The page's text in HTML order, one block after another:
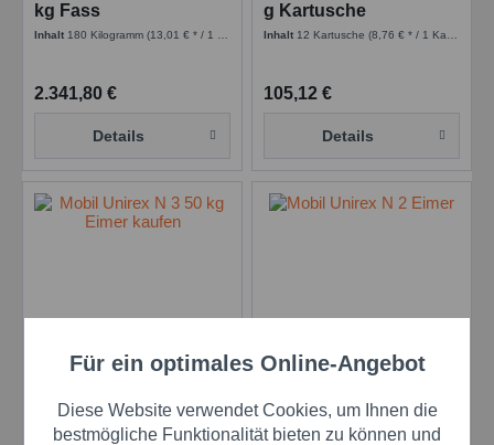
kg Fass
Inhalt 180 Kilogramm(13,01 € * / 1 Kilogramm)
2.341,80 €
Details
g Kartusche
Inhalt 12 Kartusche(8,76 € * / 1 Kartusche)
105,12 €
Details
Mobil Unirex N 3 - 50
Inhalt50 Kilogramm(13,61 € * / 1 Kilogramm)
Mobil Unirex N2 - 18 kg
Inhalt18 Kilogramm(14,33 € * / 1 Kilogramm)
Funktionale Aktiv
Marketing Aktiv
Für ein optimales Online-Angebot
Diese Website verwendet Cookies, um Ihnen die
bestmögliche Funktionalität bieten zu können und